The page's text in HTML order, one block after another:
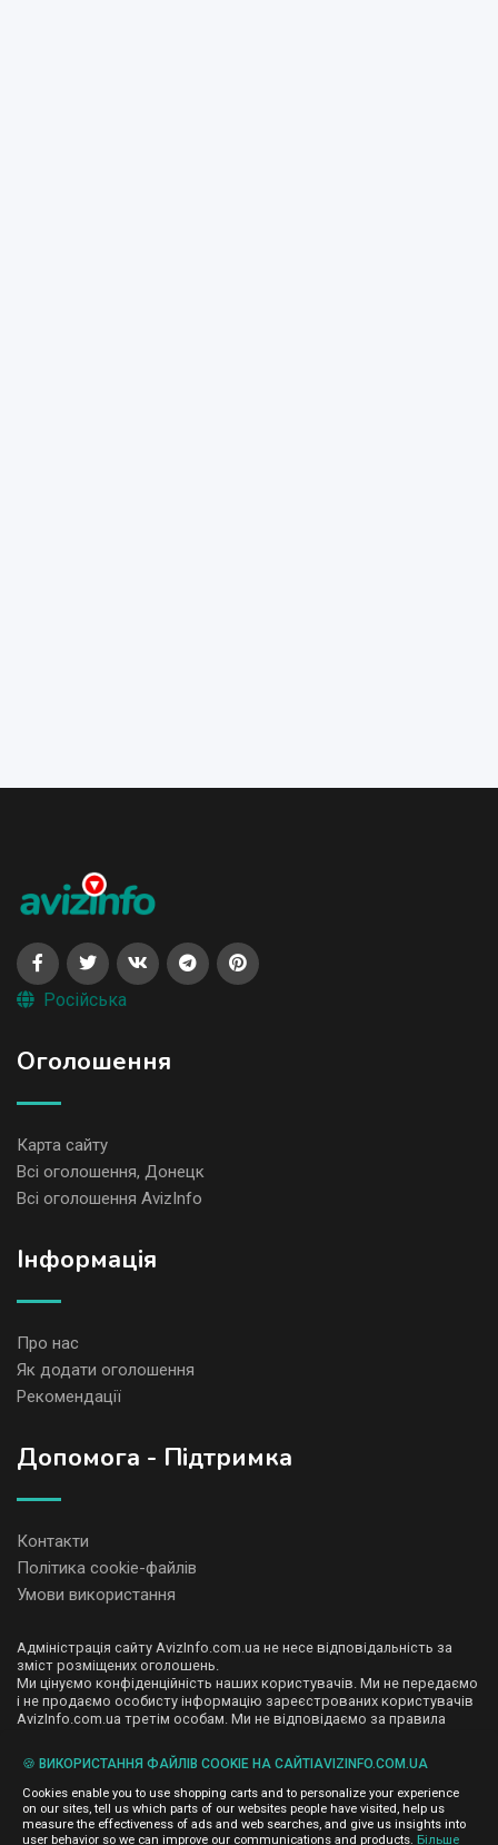
Російська
Оголошення
Карта сайту
Всі оголошення, Донецк
Всі оголошення AvizInfo
Iнформація
Про нас
Як додати оголошення
Рекомендації
Допомога - Підтримка
Контакти
Політика cookie-файлів
Умови використання
Адміністрація сайту AvizInfo.com.ua не несе відповідальність за
зміст розміщених оголошень.
Ми цінуємо конфіденційність наших користувачів. Ми не передаємо
і не продаємо особисту інформацію зареєстрованих користувачів
AvizInfo.com.ua третім особам. Ми не відповідаємо за правила
деяких сторінках нашого сайту представлена реклама Google
Adsense Advertising Network. Щоб дізнатися детальніше про
правила конфіденційності Googleнатисніть тут.
🍪 ВИКОРИСТАННЯ ФАЙЛІВ COOKIE НА САЙТІAVIZINFO.COM.UA
Cookies enable you to use shopping carts and to personalize your experience
on our sites, tell us which parts of our websites people have visited, help us
measure the effectiveness of ads and web searches, and give us insights into
user behavior so we can improve our communications and products. Більше